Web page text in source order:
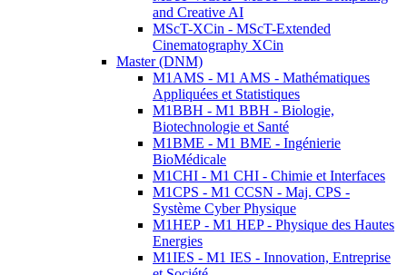
and Creative AI
MScT-XCin - MScT-Extended
Cinematography XCin
Master (DNM)
M1AMS - M1 AMS - Mathématiques
Appliquées et Statistiques
M1BBH - M1 BBH - Biologie,
Biotechnologie et Santé
M1BME - M1 BME - Ingénierie
BioMédicale
M1CHI - M1 CHI - Chimie et Interfaces
M1CPS - M1 CCSN - Maj. CPS -
Système Cyber Physique
M1HEP - M1 HEP - Physique des Hautes
Energies
M1IES - M1 IES - Innovation, Entreprise